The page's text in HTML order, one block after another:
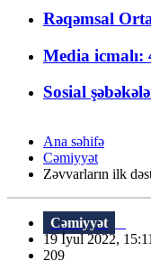
Rəqəmsal
Media icmalı:
Sosial
Ana səhifə
Cəmiyyət
Zəvvarların ilk
Cəmiyyət
19 İyul 2022,
209